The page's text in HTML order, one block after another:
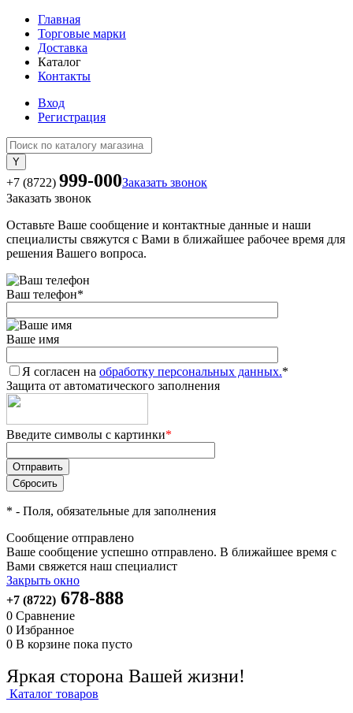
Главная
Торговые марки
Доставка
Каталог
Контакты
Вход
Регистрация
+7 (8722) 999-000Заказать звонок
Заказать звонок
Оставьте Ваше сообщение и контактные данные и наши
специалисты свяжутся с Вами в ближайшее рабочее время для
решения Вашего вопроса.
Ваш телефон*
Ваше имя
Я согласен на обработку персональных данных.*
Защита от автоматического заполнения
Введите символы с картинки*
* - Поля, обязательные для заполнения
Сообщение отправлено
Ваше сообщение успешно отправлено. В ближайшее время с
Вами свяжется наш специалист
Закрыть окно
+7 (8722) 678-888
0 Сравнение
0 Избранное
0 В корзине пока пусто
Яркая сторона Вашей жизни!
Каталог товаров